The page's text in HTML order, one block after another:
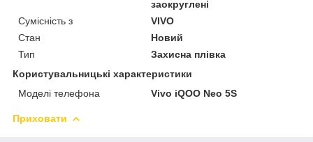
заокруглені
Сумісність з
VIVO
Стан
Новий
Тип
Захисна плівка
Користувальницькі характеристики
Моделі телефона
Vivo iQOO Neo 5S
Приховати